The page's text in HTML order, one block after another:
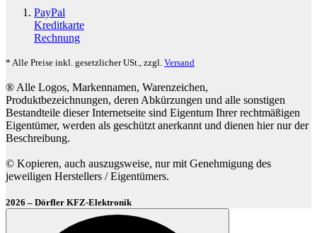
PayPal
Kreditkarte
Rechnung
* Alle Preise inkl. gesetzlicher USt., zzgl. Versand
® Alle Logos, Markennamen, Warenzeichen,
Produktbezeichnungen, deren Abkürzungen und alle sonstigen
Bestandteile dieser Internetseite sind Eigentum Ihrer rechtmäßigen
Eigentümer, werden als geschützt anerkannt und dienen hier nur der
Beschreibung.
© Kopieren, auch auszugsweise, nur mit Genehmigung des
jeweiligen Herstellers / Eigentümers.
2026 – Dörfler KFZ-Elektronik